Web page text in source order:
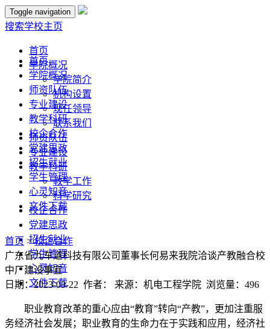
Toggle navigation
搜索学校主页
首页
学院概况
学院简介
机构设置
现任领导
联系我们
师资队伍
专业建设
教学科研
教学工作
科学研究
校企合作
党建思政
招生就业
学生管理
心灵知音
文件下载
首页
学院概况
师资队伍
专业建设
教学科研
校企合作
党建思政
招生就业
学生管理
心灵知音
文件下载
首页 >校企合作
广东省九车道科技有限公司董事长何易来我院洽谈产教融合校
中厂建设事宜
日期：2023-03-22 作者： 来源：机电工程学院 浏览量： 496
职业教育改革的重心应由“教育”转向“产教”，更加注重服
务经济社会发展；职业教育的生命力在于实践和应用，经济社